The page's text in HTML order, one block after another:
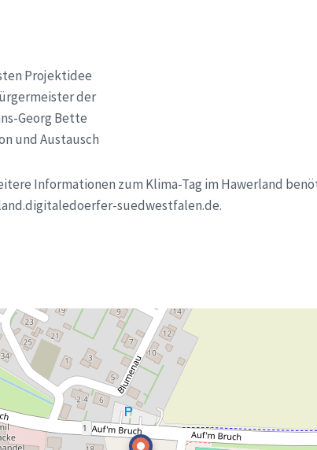
Projektidee
der
Georg Bette
und Austausch
Informationen zum Klima-Tag im Hawerland
suedwestfalen.de.